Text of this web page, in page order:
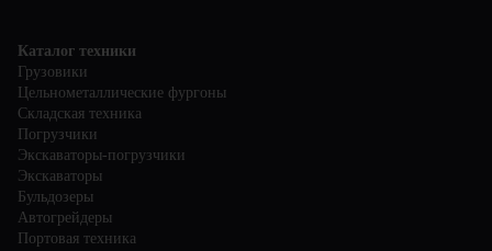
Каталог техники
Грузовики
Цельнометаллические фургоны
Складская техника
Погрузчики
Экскаваторы-погрузчики
Экскаваторы
Бульдозеры
Автогрейдеры
Портовая техника